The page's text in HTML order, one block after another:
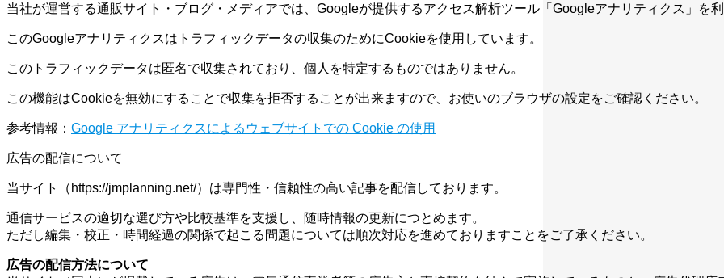
当社が運営する通販サイト・ブログ・メディアでは、Googleが提供するアクセス解析ツール「Googleアナリティクス」を
このGoogleアナリティクスはトラフィックデータの収集のためにCookieを使用しています。
このトラフィックデータは匿名で収集されており、個人を特定するものではありません。
この機能はCookieを無効にすることで収集を拒否することが出来ますので、お使いのブラウザの設定をご確認ください。
参考情報： Google アナリティクスによるウェブサイトでの Cookie の使用
広告の配信について
当サイト（https://jmplanning.net/）は専門性・信頼性の高い記事を配信しております。
通信サービスの適切な選び方や比較基準を支援し、随時情報の更新につとめます。
ただし編集・校正・時間経過の関係で起こる問題については順次対応を進めておりますことをご了承ください。
広告の配信方法について